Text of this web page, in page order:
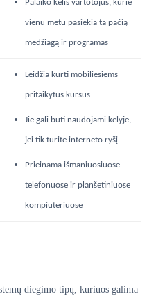
Palaiko kelis vartotojus, kurie
vienu metu pasiekia tą pačią
medžiagą ir programas
Leidžia kurti mobiliesiems
pritaikytus kursus
Jie gali būti naudojami kelyje,
jei tik turite interneto ryšį
Prieinama išmaniuosiuose
telefonuose ir planšetiniuose
kompiuteriuose
diegimo tipų, kuriuos galima